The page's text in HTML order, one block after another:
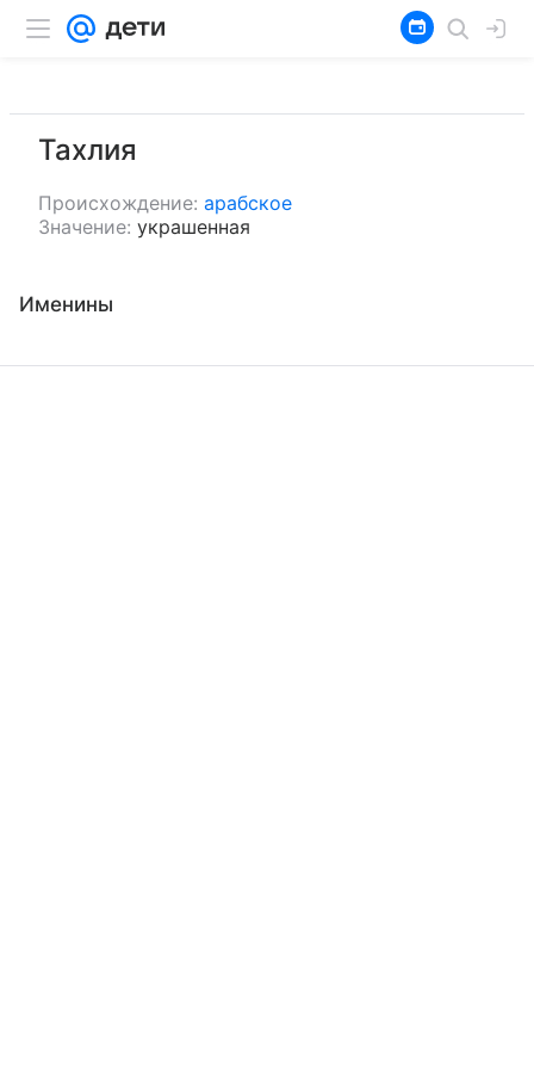
Тахлия
Происхождение: арабское
Значение: украшенная
Именины